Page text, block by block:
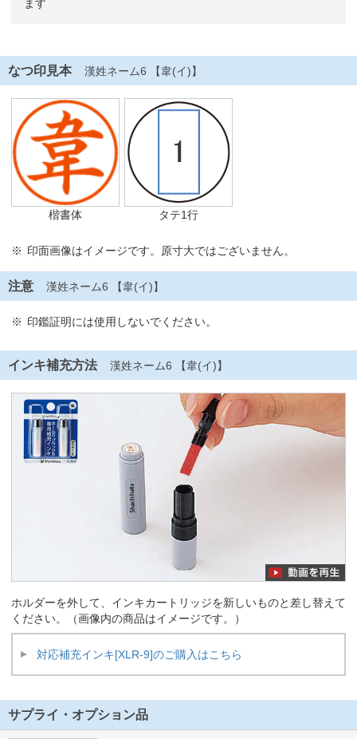
ます
なつ印見本 漢姓ネーム6 【韋(イ)】
楷書体 タテ1行
印面画像はイメージです。原寸大ではございません。
注意 漢姓ネーム6 【韋(イ)】
印鑑証明には使用しないでください。
インキ補充方法 漢姓ネーム6 【韋(イ)】
ホルダーを外して、インキカートリッジを新しいものと差し替えて
ください。（画像内の商品はイメージです。）
対応補充インキ[XLR-9]のご購入はこちら
サプライ・オプション品